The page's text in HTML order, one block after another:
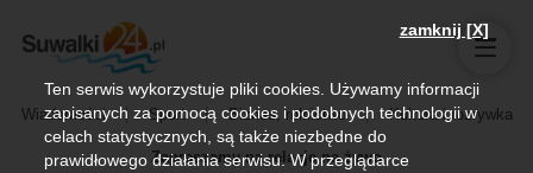
Wiadomości Sport Biznes, rolnictwo Kultura i rozrywka
Zapraszamy na relację na żywo
zamknij [X]
Ten serwis wykorzystuje pliki cookies. Używamy informacji
zapisanych za pomocą cookies i podobnych technologii w
celach statystycznych, są także niezbędne do
prawidłowego działania serwisu. W przeglądarce